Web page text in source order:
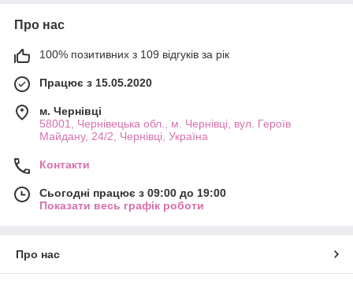
Про нас
100% позитивних з 109 відгуків за рік
Працює з 15.05.2020
м. Чернівці
58001, Чернівецька обл., м. Чернівці, вул. Героїв
Майдану, 24/2, Чернівці, Україна
Контакти
Сьогодні працює з 09:00 до 19:00
Показати весь графік роботи
Про нас